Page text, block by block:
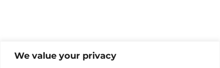
We value your privacy